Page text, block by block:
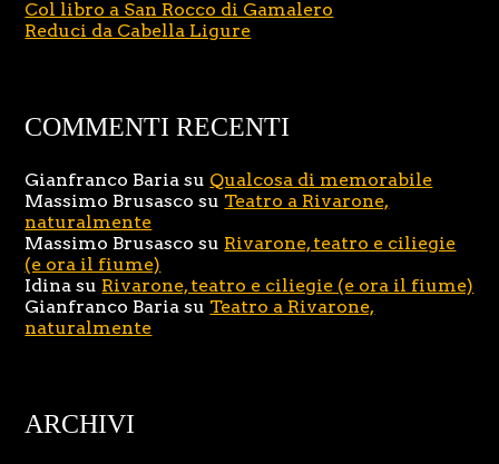
Col libro a San Rocco di Gamalero
Reduci da Cabella Ligure
COMMENTI RECENTI
Gianfranco Baria su Qualcosa di memorabile
Massimo Brusasco su Teatro a Rivarone,
naturalmente
Massimo Brusasco su Rivarone, teatro e ciliegie
(e ora il fiume)
Idina su Rivarone, teatro e ciliegie (e ora il fiume)
Gianfranco Baria su Teatro a Rivarone,
naturalmente
ARCHIVI